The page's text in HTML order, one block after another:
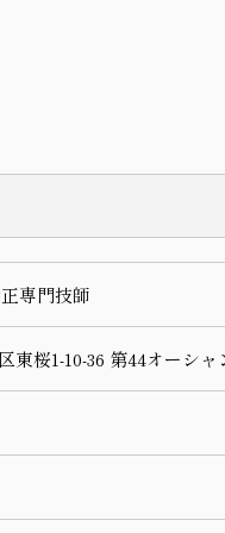
専門技師
東桜1-10-36 第44オーシ